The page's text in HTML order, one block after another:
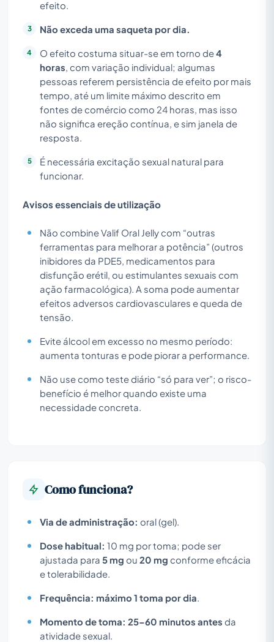
efeito.
Não exceda uma saqueta por dia.
O efeito costuma situar-se em torno de4
horas , com variação individual; algumas
pessoas referem persistência de efeito por mais
tempo, até um limite máximo descrito em
fontes de comércio como 24 horas, mas isso
não significa ereção contínua, e sim janela de
resposta.
É necessária excitação sexual natural para
funcionar.
Avisos essenciais de utilização
Não combine Valif Oral Jelly com “outras
ferramentas para melhorar a potência” (outros
inibidores da PDE5, medicamentos para
disfunção erétil, ou estimulantes sexuais com
ação farmacológica). A soma pode aumentar
efeitos adversos cardiovasculares e queda de
tensão.
Evite álcool em excesso no mesmo período:
aumenta tonturas e pode piorar a performance.
Não use como teste diário “só para ver”; o risco-
benefício é melhor quando existe uma
necessidade concreta.
Como funciona?
Via de administração: oral (gel).
Dose habitual: 10 mg por toma; pode ser
ajustada para 5 mg ou 20 mg conforme eficácia
e tolerabilidade.
Frequência: máximo 1 toma por dia
Momento de toma: 25–60 minutos antes da
atividade sexual.